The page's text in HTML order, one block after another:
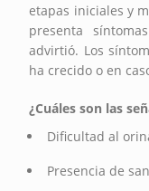
etapas iniciales y
presenta
advirtió. Los
ha crecido o en
¿Cuáles son las
Dificultad al
Presencia de